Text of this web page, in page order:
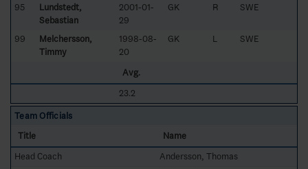
95
Lundstedt,
Sebastian
2001-01-
29
GK R SWE
99
Melchersson,
Timmy
1998-08-
20
GK L SWE
Avg.
23.2
Team Officials
Title
Name
Head Coach
Andersson, Thomas